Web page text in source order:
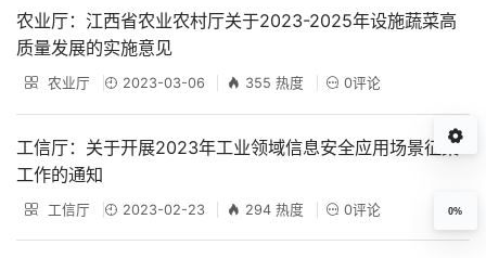
农业厅：江西省农业农村厅关于2023-2025年设施蔬菜高
质量发展的实施意见
农业厅 2023-03-06 355 热度 0评论
工信厅：关于开展2023年工业领域信息安全应用场景征集
工作的通知
工信厅 2023-02-23 294 热度 0评论 0%